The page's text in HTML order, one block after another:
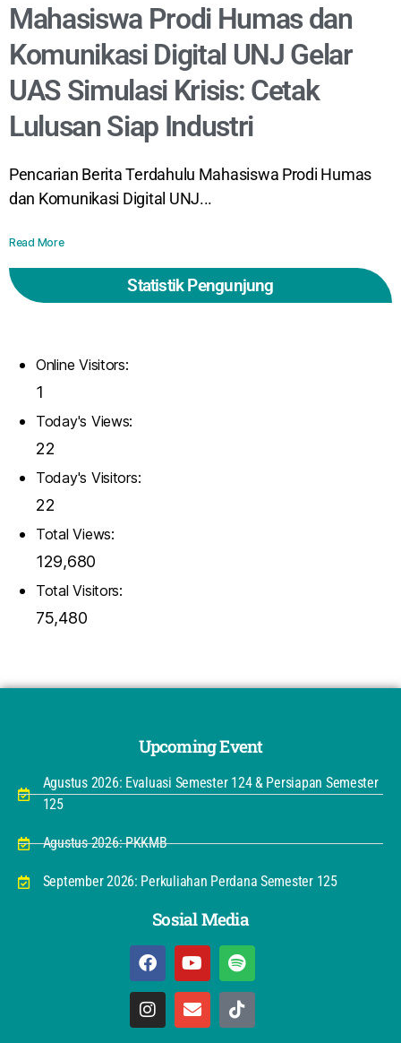
Mahasiswa Prodi Humas dan
Komunikasi Digital UNJ Gelar
UAS Simulasi Krisis: Cetak
Lulusan Siap Industri
Pencarian Berita Terdahulu Mahasiswa Prodi Humas
dan Komunikasi Digital UNJ...
Read More
Statistik Pengunjung
Online Visitors:
1
Today's Views:
22
Today's Visitors:
22
Total Views:
129,680
Total Visitors:
75,480
Upcoming Event
Agustus 2026: Evaluasi Semester 124 & Persiapan Semester
125
Agustus 2026: PKKMB
September 2026: Perkuliahan Perdana Semester 125
Sosial Media